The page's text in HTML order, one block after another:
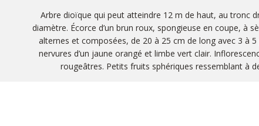
Arbre dioïque qui peut atteindre 12 m de haut, au tronc
diamètre. Écorce d’un brun roux, spongieuse en coupe, à
alternes et composées, de 20 à 25 cm de long avec 3 à
nervures d’un jaune orangé et limbe vert clair.
rougeâtres. Petits fruits sphériques ressemblant à